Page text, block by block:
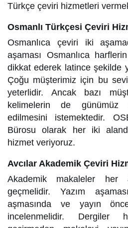
Türkçe çeviri hizmetleri
Osmanlı Türkçesi Çeviri
Osmanlıca çeviri iki
aşaması Osmanlıca
dikkat ederek latince şekilde
Çoğu müşterimiz için bu
yeterlidir. Ancak bazı
kelimelerin de günümüz
edilmesini istemektedir.
Bürosu olarak her iki
hizmet veriyoruz.
Avcılar Akademik Çeviri
Akademik makaleler her
geçmelidir. Yazım
aşmasında ve yayın
incelenmelidir. Dergiler